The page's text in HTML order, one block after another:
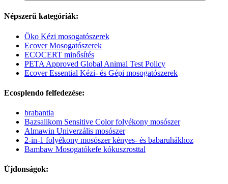
Népszerű kategóriák:
Öko Kézi mosogatószerek
Ecover Mosogatószerek
ECOCERT minősítés
PETA Approved Global Animal Test Policy
Ecover Essential Kézi- és Gépi mosogatószerek
Ecosplendo felfedezése:
brabantia
Bazsalikom Sensitive Color folyékony mosószer
Almawin Univerzális mosószer
2-in-1 folyékony mosószer kényes- és babaruhákhoz
Bambaw Mosogatókefe kókuszrosttal
Újdonságok: